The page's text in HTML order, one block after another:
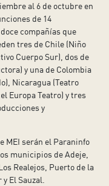
al 6 de octubre en
de 14
compañías que
tres de Chile (Niño
Cuerpo Sur), dos de
y una de Colombia
Nicaragua (Teatro
Europa Teatro) y tres
y
MEI serán el Paraninfo
municipios de Adeje,
Realejos, Puerto de la
El Sauzal.